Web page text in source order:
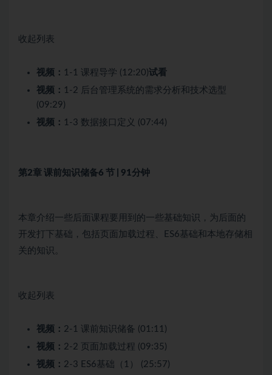
收起列表
视频： 1-1 课程导学 (12:20)试看
视频： 1-2 后台管理系统的需求分析和技术选型
(09:29)
视频： 1-3 数据接口定义 (07:44)
第2章 课前知识储备6 节 | 91分钟
本章介绍一些后面课程要用到的一些基础知识，为后面的
开发打下基础，包括页面加载过程、ES6基础和本地存储相
关的知识。
收起列表
视频： 2-1 课前知识储备 (01:11)
视频： 2-2 页面加载过程 (09:35)
视频： 2-3 ES6基础（1） (25:57)